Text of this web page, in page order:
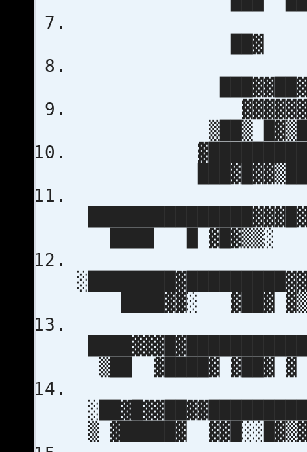
██▓
▓▓▓▓▓▓▓▒░
▒██▒
████ █ ▓█▓▒▒░
████▓▓░ ▓██▓ ▓▒
▒██ ▓████▓ ▓██▓ ▓
▒ ▓█████▓ ▓▓█░░█▓▒▓